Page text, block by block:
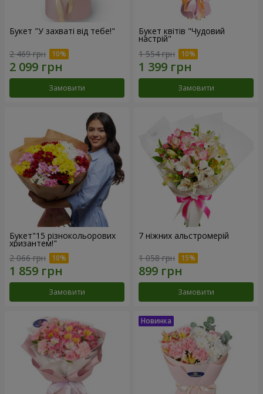
Букет "У захваті від тебе!"
2 469 грн
Замовити
Букет квітів "Чудовий
настрій"
1 554 грн
Замовити
Букет"15 різнокольорових
хризантем!"
2 066 грн
Замовити
7 ніжних альстромерій
1 058 грн
Замовити